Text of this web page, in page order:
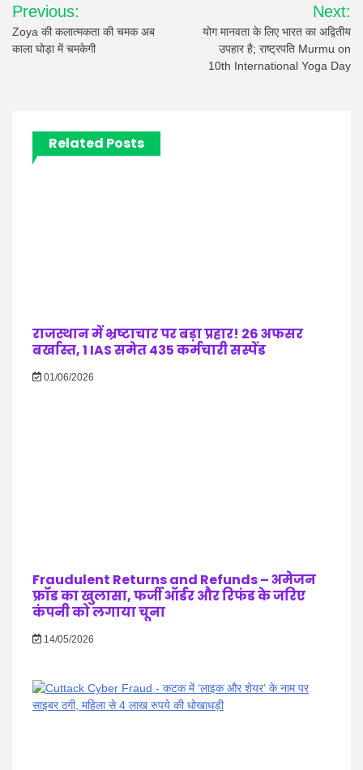
navigation
Previous:
Zoya की कलात्मकता की चमक अब
काला घोड़ा में चमकेगी
Next:
योग मानवता के लिए भारत का अद्वितीय
उपहार है; राष्ट्रपति Murmu on
10th International Yoga Day
Related Posts
राजस्थान में भ्रष्टाचार पर बड़ा प्रहार! 26 अफसर
बर्खास्त, 1 IAS समेत 435 कर्मचारी सस्पेंड
01/06/2026
Fraudulent Returns and Refunds – अमेजन
फ्रॉड का खुलासा, फर्जी ऑर्डर और रिफंड के जरिए
कंपनी को लगाया चूना
14/05/2026